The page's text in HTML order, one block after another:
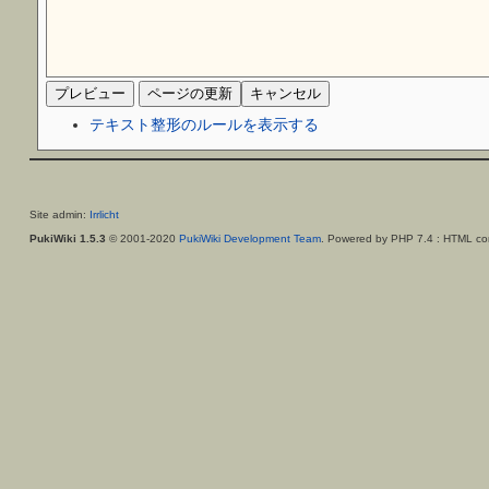
テキスト整形のルールを表示する
Site admin: Irrlicht
PukiWiki 1.5.3 © 2001-2020 PukiWiki Development Team. Powered by PHP 7.4 : HTML